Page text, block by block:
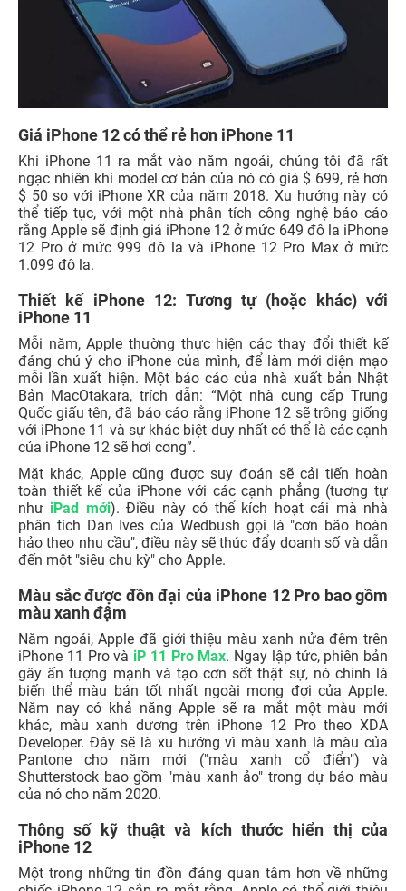
Giá iPhone 12 có thể rẻ hơn iPhone 11
Khi iPhone 11 ra mắt vào năm ngoái, chúng tôi đã rất
ngạc nhiên khi model cơ bản của nó có giá $ 699, rẻ hơn
$ 50 so với iPhone XR của năm 2018. Xu hướng này có
thể tiếp tục, với một nhà phân tích công nghệ báo cáo
rằng Apple sẽ định giá iPhone 12 ở mức 649 đô la iPhone
12 Pro ở mức 999 đô la và iPhone 12 Pro Max ở mức
1.099 đô la.
Thiết kế iPhone 12: Tương tự (hoặc khác) với
iPhone 11
Mỗi năm, Apple thường thực hiện các thay đổi thiết kế
đáng chú ý cho iPhone của mình, để làm mới diện mạo
mỗi lần xuất hiện. Một báo cáo của nhà xuất bản Nhật
Bản MacOtakara, trích dẫn: “Một nhà cung cấp Trung
Quốc giấu tên, đã báo cáo rằng iPhone 12 sẽ trông giống
với iPhone 11 và sự khác biệt duy nhất có thể là các cạnh
của iPhone 12 sẽ hơi cong”.
Mặt khác, Apple cũng được suy đoán sẽ cải tiến hoàn
toàn thiết kế của iPhone với các cạnh phẳng (tương tự
như iPad mới). Điều này có thể kích hoạt cái mà nhà
phân tích Dan Ives của Wedbush gọi là "cơn bão hoàn
hảo theo nhu cầu", điều này sẽ thúc đẩy doanh số và dẫn
đến một "siêu chu kỳ" cho Apple.
Màu sắc được đồn đại của iPhone 12 Pro bao gồm
màu xanh đậm
Năm ngoái, Apple đã giới thiệu màu xanh nửa đêm trên
iPhone 11 Pro và iP 11 Pro Max. Ngay lập tức, phiên bản
gây ấn tượng mạnh và tạo cơn sốt thật sự, nó chính là
biến thể màu bán tốt nhất ngoài mong đợi của Apple.
Năm nay có khả năng Apple sẽ ra mắt một màu mới
khác, màu xanh dương trên iPhone 12 Pro theo XDA
Developer. Đây sẽ là xu hướng vì màu xanh là màu của
Pantone cho năm mới ("màu xanh cổ điển") và
Shutterstock bao gồm "màu xanh ảo" trong dự báo màu
của nó cho năm 2020.
Thông số kỹ thuật và kích thước hiển thị của
iPhone 12
Một trong những tin đồn đáng quan tâm hơn về những